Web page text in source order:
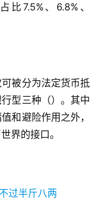
比7.5%、6.8%、
被分为法定货币抵
型三种（）。其中
和避险作用之外，
界的接口。